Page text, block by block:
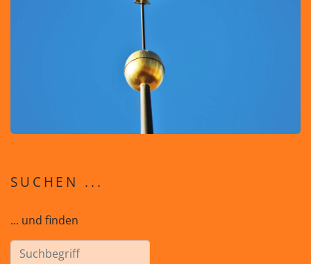
SUCHEN ...
... und finden